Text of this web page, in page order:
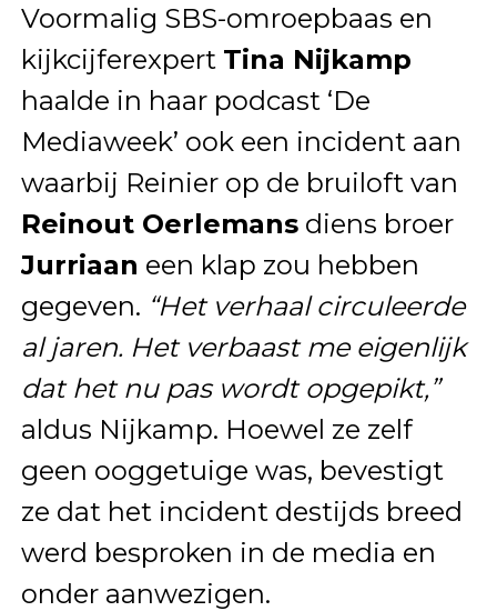
Voormalig SBS-omroepbaas en
kijkcijferexpert Tina Nijkamp
haalde in haar podcast ‘De
Mediaweek’ ook een incident aan
waarbij Reinier op de bruiloft van
Reinout Oerlemansdiens broer
Jurriaan een klap zou hebben
gegeven. “Het verhaal circuleerde
al jaren. Het verbaast me eigenlijk
dat het nu pas wordt opgepikt,”
aldus Nijkamp. Hoewel ze zelf
geen ooggetuige was, bevestigt
ze dat het incident destijds breed
werd besproken in de media en
onder aanwezigen.